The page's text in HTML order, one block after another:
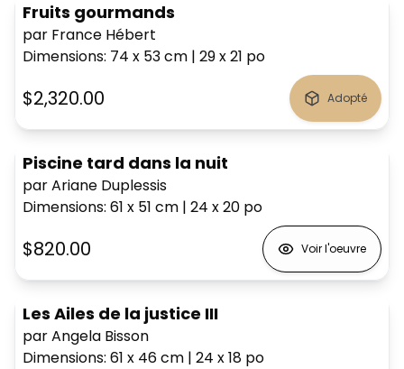
Fruits gourmands
par France Hébert
Dimensions: 74 x 53cm | 29 x 21 po
$2,320.00 Adopté
Piscine tard dans la nuit
par Ariane Duplessis
Dimensions: 61 x 51 cm | 24 x 20 po
$820.00 Voir l'oeuvre
Les Ailes de la justice III
par Angela Bisson
Dimensions: 61 x 46cm | 24 x 18 po